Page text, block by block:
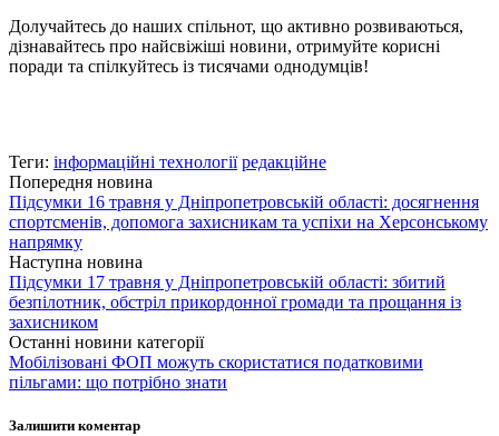
Долучайтесь до наших спільнот, що активно розвиваються,
дізнавайтесь про найсвіжіші новини, отримуйте корисні
поради та спілкуйтесь із тисячами однодумців!
Теги: інформаційні технології редакційне
Попередня новина
Підсумки 16 травня у Дніпропетровській області: досягнення
спортсменів, допомога захисникам та успіхи на Херсонському
напрямку
Наступна новина
Підсумки 17 травня у Дніпропетровській області: збитий
безпілотник, обстріл прикордонної громади та прощання із
захисником
Останні новини категорії
Мобілізовані ФОП можуть скористатися податковими
пільгами: що потрібно знати
Залишити коментар